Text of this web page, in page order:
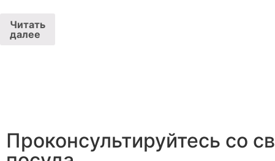
Читать
далее
Проконсультируйтесь со